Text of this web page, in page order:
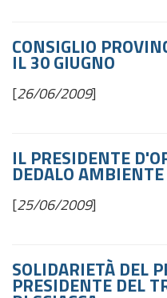
CONSIGLIO
IL 30 GIUGNO
[26/06/2009]
IL PRESIDENTE
DEDALO AMBIENTE
[25/06/2009]
SOLIDARIETÀ DEL
PRESIDENTE DEL